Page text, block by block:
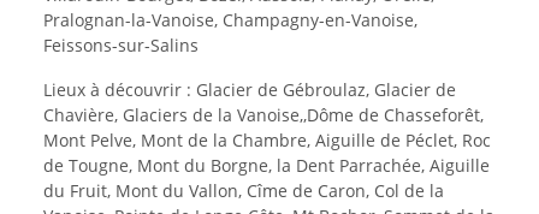
Pralognan-la-Vanoise, Champagny-en-Vanoise,
Feissons-sur-Salins
Lieux à découvrir : Glacier de Gébroulaz, Glacier de
Chavière, Glaciers de la Vanoise,,Dôme de Chasseforêt,
Mont Pelve, Mont de la Chambre, Aiguille de Péclet, Roc
de Tougne, Mont du Borgne, la Dent Parrachée, Aiguille
du Fruit, Mont du Vallon, Cîme de Caron, Col de la